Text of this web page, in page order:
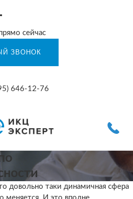
сейчас
646-12-76
довольно таки динамичная сфера